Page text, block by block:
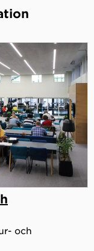
och